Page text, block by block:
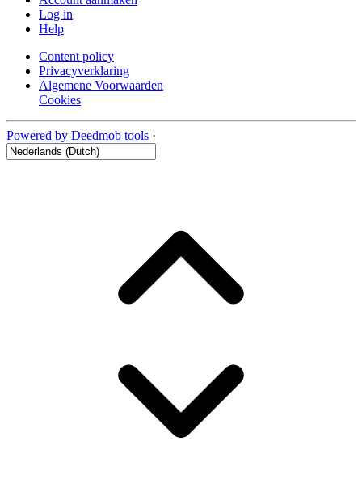
Log in
Help
Content policy
Privacyverklaring
Algemene Voorwaarden
Cookies
Powered by Deedmob tools ·